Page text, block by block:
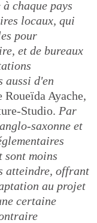
chaque pays
locaux, qui
pour
et de bureaux
aussi d'en
Roueïda Ayache,
Studio. Par
saxonne et
sont moins
atteindre, offrant
au projet
certaine